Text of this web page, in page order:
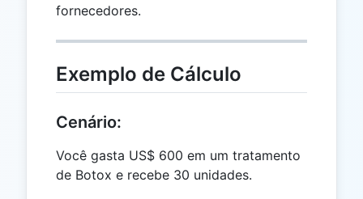
fornecedores.
Exemplo de Cálculo
Cenário:
Você gasta US$ 600 em um tratamento
de Botox e recebe 30 unidades.